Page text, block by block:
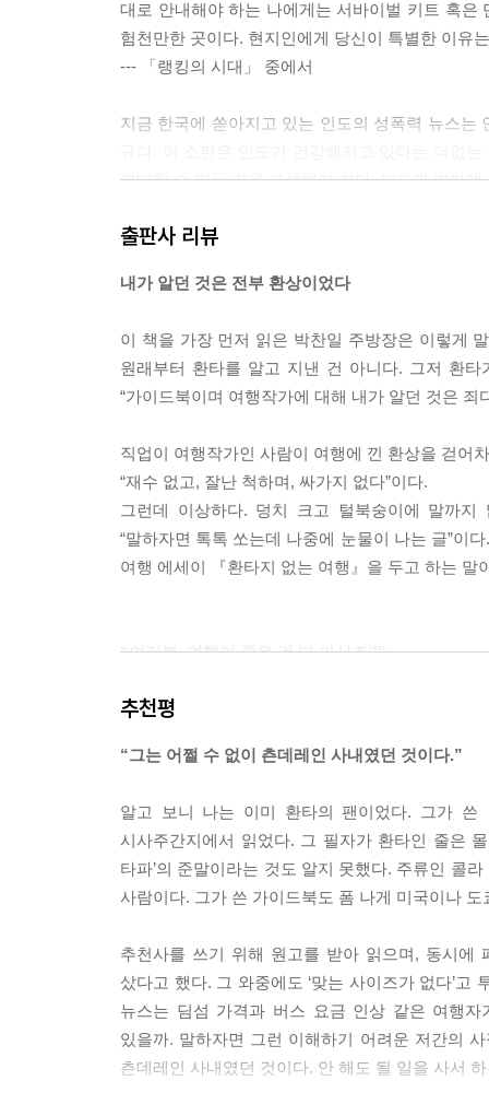
대로 안내해야 하는 나에게는 서바이벌 키트 혹
험천만한 곳이다. 현지인에게 당신이 특별한 이유
--- 「랭킹의 시대」 중에서
지금 한국에 쏟아지고 있는 인도의 성폭력 뉴스
연대할 수 있는 길을 모색해야 한다. 인도의 변화
카지노가 아니라 전 세대가 함께 즐길 수 있는 위
작아서 못할 게 없는 곳이 되었다.
--- 「카지노 칩으로 우공이산」 중에서
열리곤 했다. 그래도 단무지가 왜색이라고 손가
디론가 끌려가 거꾸로 매달리던 시절에도 평양냉
--- 「오리지널이라는 환상」 중에서
출입국 심사원이 듣고 싶었던 대답은 내가 이란
여행에서 안전에 관한 정보는 때로는 생명이 걸
대일 때가 더 많다. (…) 전쟁이 일어나기 직전에도
--- 「지금은 오지 않는 게 좋겠어요」 중에서
우리는 한국 밖 어딘가에서 우리 사회의 모든 단
에겐 북유럽이었으며, 다른 누군가에겐 싱가포르
--- 「마치며」 중에서
출판사 리뷰
내가 알던 것은 전부 환상이었다
이 책을 가장 먼저 읽은 박찬일 주방장은 이렇게
원래부터 환타를 알고 지낸 건 아니다. 그저 환
“가이드북이며 여행작가에 대해 내가 알던 것은 죄
직업이 여행작가인 사람이 여행에 낀 환상을 걷어
“재수 없고, 잘난 척하며, 싸가지 없다”이다.
그런데 이상하다. 덩치 크고 털북숭이에 말까
“말하자면 톡톡 쏘는데 나중에 눈물이 나는 글”이
여행 에세이 『환타지 없는 여행』을 두고 하는 말
“여러분, 여행이 좋은 건 다 아시죠?”
산다. 그 여행이 우리에게 주는 효과는 더 대단
빨아들인다.
『환타지 없는 여행』은 구원을 찾아, 환상을 좇
그 여행은 비로소 완성된다고 말이다. 이 책은
다르고 피부색과 언어도 다르지만 결국 그와 나
현실이 되어 눈앞에 모습을 드러낸다.
내가 영원히 여행을 하며 살 것이라고 믿던 후배
구하려고 했다. 그 덕에 한때는 내가 정말 특별
추천평
“그는 어쩔 수 없이 츤데레인 사내였던 것이다.”
알고 보니 나는 이미 환타의 팬이었다. 그가
시사주간지에서 읽었다. 그 필자가 환타인 줄은
타파’의 준말이라는 것도 알지 못했다. 주류인 콜
사람이다. 그가 쓴 가이드북도 폼 나게 미국이나
추천사를 쓰기 위해 원고를 받아 읽으며, 동시에
샀다고 했다. 그 와중에도 ‘맞는 사이즈가 없다’
뉴스는 딤섬 가격과 버스 요금 인상 같은 여행
있을까. 말하자면 그런 이해하기 어려운 저간의
츤데레인 사내였던 것이다. 안 해도 될 일을 사서